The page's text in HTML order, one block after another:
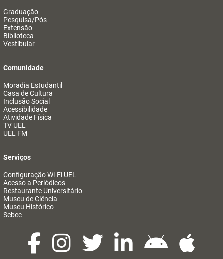
Graduação
Pesquisa/Pós
Extensão
Biblioteca
Vestibular
Comunidade
Moradia Estudantil
Casa de Cultura
Inclusão Social
Acessibilidade
Atividade Física
TV UEL
UEL FM
Serviços
Configuração Wi-Fi UEL
Acesso a Periódicos
Restaurante Universitário
Museu de Ciência
Museu Histórico
Sebec